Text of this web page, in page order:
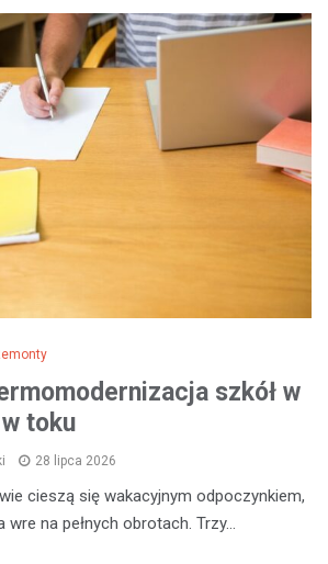
szkół w
toku
28 lipca 2026
cieszą się wakacyjnym odpoczynkiem,
na pełnych obrotach. Trzy…